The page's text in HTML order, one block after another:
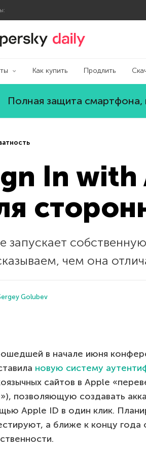
Блог Касперского
Как купить Продлить
Полная защита смартфона,
In
запускает
чем она
Golubev
в начале июня
новую систему
сайтов в Apple
позволяющую создавать
Apple ID в один клик.
а ближе к концу